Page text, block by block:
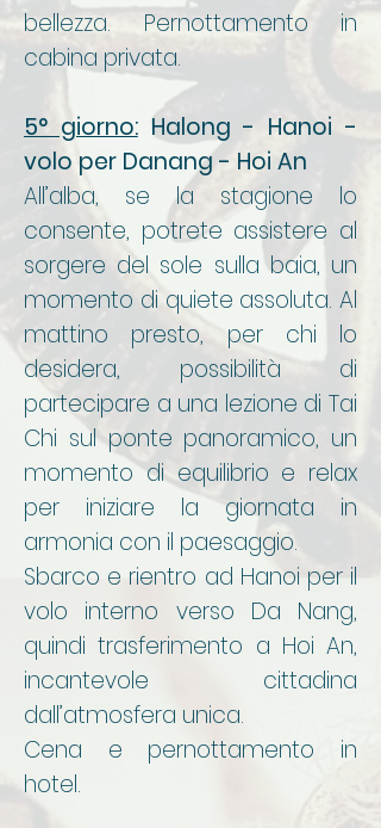
bellezza. Pernottamento in
cabina privata.
5° giorno:Halong - Hanoi -
volo per Danang - Hoi An
All’alba, se la stagione lo
consente, potrete assistere al
sorgere del sole sulla baia, un
momento di quiete assoluta. Al
mattino presto, per chi lo
desidera, possibilità di
partecipare a una lezione di Tai
Chi sul ponte panoramico, un
momento di equilibrio e relax
per iniziare la giornata in
armonia con il paesaggio.
Sbarco e rientro ad Hanoi per il
volo interno verso Da Nang,
quindi trasferimento a Hoi An,
incantevole cittadina
dall’atmosfera unica.
Cena e pernottamento in
hotel.